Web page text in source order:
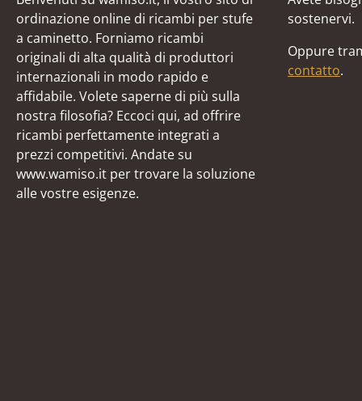
ordinazione online di ricambi per stufe
a caminetto. Forniamo ricambi
originali di alta qualità di produttori
internazionali in modo rapido e
affidabile. Volete saperne di più sulla
nostra filosofia? Eccoci qui, ad offrire
ricambi perfettamente integrati a
prezzi competitivi. Andate su
www.wamiso.it per trovare la soluzione
alle vostre esigenze.
sostenervi.
Oppure
contatto.